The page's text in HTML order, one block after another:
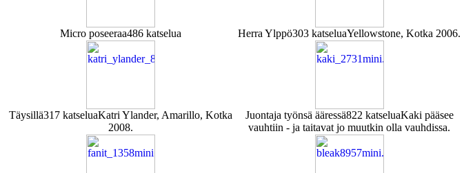
Micro poseeraa486 katselua Herra Ylppö303 katseluaYellowstone, Kotka 2006.
Täysillä317 katseluaKatri Ylander, Amarillo, Kotka
2008.
Juontaja työnsä ääressä822 katseluaKaki pääsee
vauhtiin - ja taitavat jo muutkin olla vauhdissa.